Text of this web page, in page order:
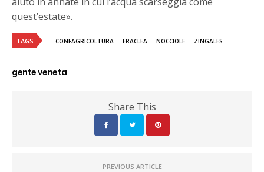
quest’estate».
TAGS CONFAGRICOLTURA ERACLEA NOCCIOLE ZINGALES
gente veneta
Share This
PREVIOUS ARTICLE